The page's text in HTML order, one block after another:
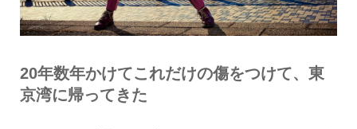
20年数年かけてこれだけの傷をつけて、東
京湾に帰ってきた